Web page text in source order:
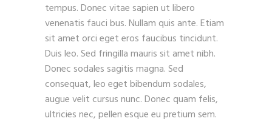
tempus. Donec vitae sapien ut libero
venenatis fauci bus. Nullam quis ante. Etiam
sit amet orci eget eros faucibus tincidunt.
Duis leo. Sed fringilla mauris sit amet nibh.
Donec sodales sagitis magna. Sed
consequat, leo eget bibendum sodales,
augue velit cursus nunc. Donec quam felis,
ultricies nec, pellen esque eu pretium sem.